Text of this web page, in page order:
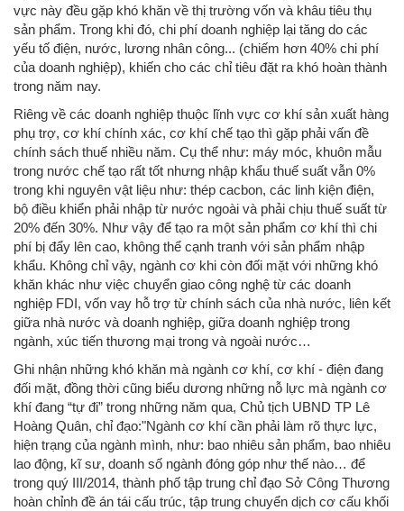
vực này đều gặp khó khăn về thị trường vốn và khâu tiêu thụ
sản phẩm. Trong khi đó, chi phí doanh nghiệp lại tăng do các
yếu tố điện, nước, lương nhân công... (chiếm hơn 40% chi phí
của doanh nghiệp), khiến cho các chỉ tiêu đặt ra khó hoàn thành
trong năm nay.
Riêng về các doanh nghiệp thuộc lĩnh vực cơ khí sản xuất hàng
phụ trợ, cơ khí chính xác, cơ khí chế tạo thì gặp phải vấn đề
chính sách thuế nhiều năm. Cụ thể như: máy móc, khuôn mẫu
trong nước chế tạo rất tốt nhưng nhập khẩu thuế suất vẫn 0%
trong khi nguyên vật liệu như: thép cacbon, các linh kiện điện,
bộ điều khiển phải nhập từ nước ngoài và phải chịu thuế suất từ
20% đến 30%. Như vậy để tạo ra một sản phẩm cơ khí thì chi
phí bị đẩy lên cao, không thể cạnh tranh với sản phẩm nhập
khẩu. Không chỉ vậy, ngành cơ khi còn đối mặt với những khó
khăn khác như việc chuyển giao công nghệ từ các doanh
nghiệp FDI, vốn vay hỗ trợ từ chính sách của nhà nước, liên kết
giữa nhà nước và doanh nghiệp, giữa doanh nghiệp trong
ngành, xúc tiến thương mại trong và ngoài nước…
Ghi nhận những khó khăn mà ngành cơ khí, cơ khí - điện đang
đối mặt, đồng thời cũng biểu dương những nỗ lực mà ngành cơ
khí đang “tự đi” trong những năm qua, Chủ tịch UBND TP Lê
Hoàng Quân, chỉ đạo:"Ngành cơ khí cần phải làm rõ thực lực,
hiện trạng của ngành mình, như: bao nhiêu sản phẩm, bao nhiêu
lao động, kĩ sư, doanh số ngành đóng góp như thế nào… để
trong quý III/2014, thành phố tập trung chỉ đạo Sở Công Thương
hoàn chỉnh đề án tái cấu trúc, tập trung chuyển dịch cơ cấu khối